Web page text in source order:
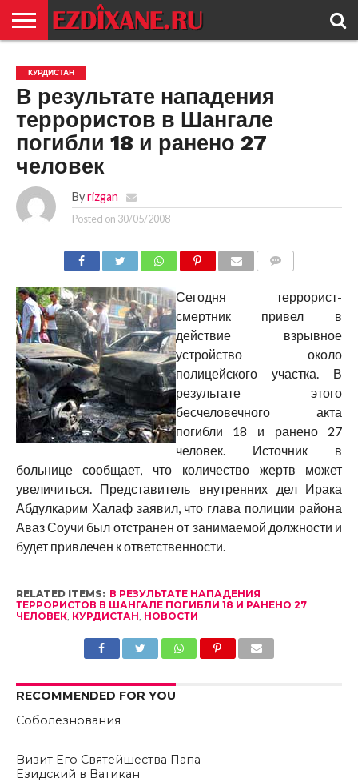
ЕЗИДИЗМ
НОВОСТИ
ИСТОРИЯ
КУЛЬТУРА
КОНТАКТ
КУРДИСТАН
В результате нападения
террористов в Шангале
погибли 18 и ранено 27
человек
By rizgan
Posted on 30/05/2008
Сегодня террорист-
смертник привел в
действие взрывное
устройство около
полицейского участка. В
результате этого
бесчеловечного акта
погибли 18 и ранено 27
человек. Источник в
больнице сообщает, что количество жертв может
увеличиться. Представитель внутренних дел Ирака
Абдулкарим Халаф заявил, что глава полиции района
Аваз Соучи был отстранен от занимаемой должности и
будет привлечен к ответственности.
RELATED ITEMS: В РЕЗУЛЬТАТЕ НАПАДЕНИЯ
ТЕРРОРИСТОВ В ШАНГАЛЕ ПОГИБЛИ 18 И РАНЕНО 27
ЧЕЛОВЕК, КУРДИСТАН, НОВОСТИ
RECOMMENDED FOR YOU
Соболезнования
Визит Его Святейшества Папа
Езидский в Ватикан